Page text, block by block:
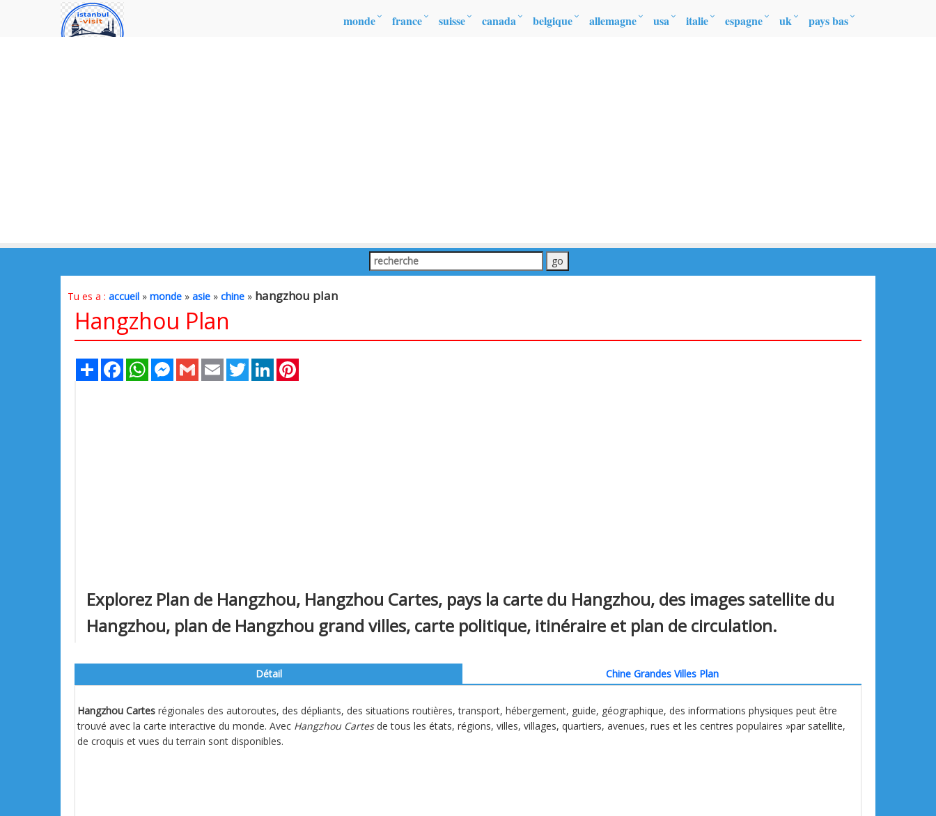
monde france suisse canada belgique allemagne usa italie espagne uk pays bas
Tu es a : accueil » monde » asie » chine » hangzhou plan
Hangzhou Plan
Share FacebookWhatsAppMessenger
Gmail Email TwitterLinkedIn
Explorez Plan de Hangzhou, Hangzhou Cartes, pays la carte du Hangzhou, des images satellite du
Hangzhou, plan de Hangzhou grand villes, carte politique, itinéraire et plan de circulation.
Détail Chine Grandes Villes Plan
Hangzhou Cartes régionales des autoroutes, des dépliants, des situations routières, transport, hébergement, guide, géographique, des informations physiques peut être
trouvé avec la carte interactive du monde. Avec Hangzhou Cartesde tous les états, régions, villes, villages, quartiers, avenues, rues et les centres populaires »par satellite,
de croquis et vues du terrain sont disponibles.